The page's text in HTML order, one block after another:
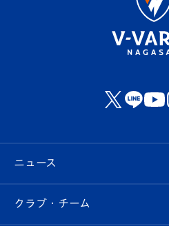
ニュース
すべて
クラブ・チーム